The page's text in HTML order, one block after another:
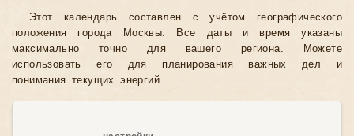
Этот календарь составлен с учётом географического
положения города Москвы. Все даты и время указаны
максимально точно для вашего региона. Можете
использовать его для планирования важных дел и
понимания текущих энергий.